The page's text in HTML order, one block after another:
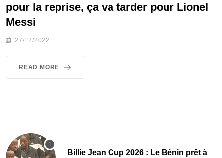
pour la reprise, ça va tarder pour Lionel
Messi
27/12/2022
READ MORE
Billie Jean Cup 2026 : Le Bénin prêt à